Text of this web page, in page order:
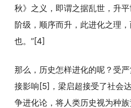
秋》之义，即谓之据乱世，升
阶级，顺序而升，此进化之理
也。”[4]
那么，历史怎样进化的呢？受
接影响[5]，梁启超接受了社会
争进化论，将人类历史视为种